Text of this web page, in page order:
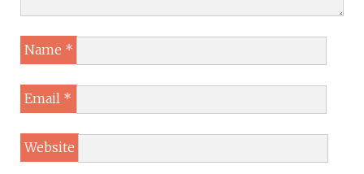
Name *
Email *
Website